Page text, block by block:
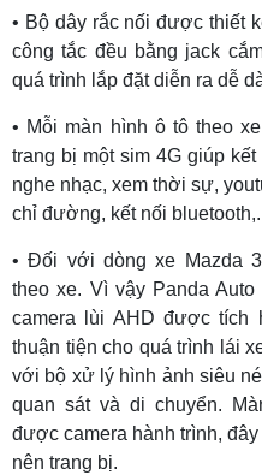
• Bộ dây rắc nối được thiết
công tắc đều bằng jack
quá trình lắp đặt diễn ra dễ
• Mỗi màn hình ô tô theo
trang bị một sim 4G giúp
nghe nhạc, xem thời sự,
chỉ đường, kết nối
• Đối với dòng xe Mazda
theo xe. Vì vậy Panda
camera lùi AHD được tích
thuận tiện cho quá trình lái
với bộ xử lý hình ảnh siêu
quan sát và di chuyển.
được camera hành trình,
nên trang bị.